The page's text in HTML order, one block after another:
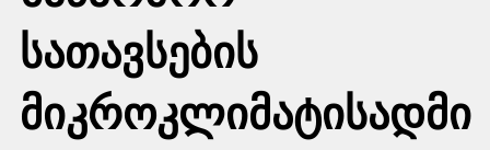
სათავსების
მიკროკლიმატისადმი